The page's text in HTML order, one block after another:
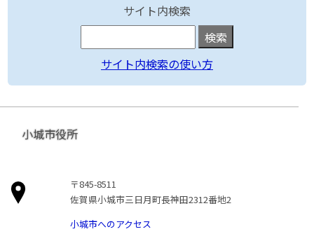
サイト内検索
サイト内検索の使い方
小城市役所
〒845-8511
佐賀県小城市三日月町長神田2312番地2
小城市へのアクセス